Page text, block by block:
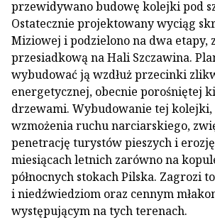
przewidywano budowę kolejki pod
Ostatecznie projektowany wyciąg
Miziowej i podzielono na dwa etapy,
przesiadkową na Hali Szczawina.
wybudować ją wzdłuż przecinki
energetycznej, obecnie porośniętej
drzewami. Wybudowanie tej kolejki,
wzmożenia ruchu narciarskiego,
penetrację turystów pieszych i
miesiącach letnich zarówno na
północnych stokach Pilska. Zagrozi
i niedźwiedziom oraz cennym
występującym na tych terenach.